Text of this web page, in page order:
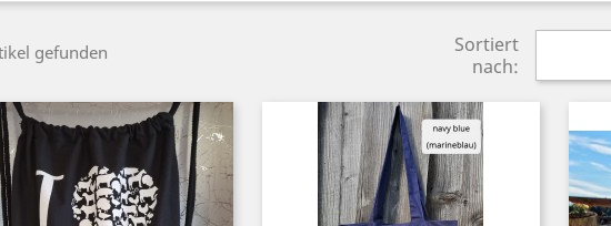
gefunden
Sortiert
nach: